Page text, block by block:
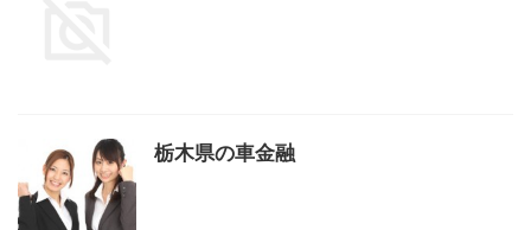
栃木県の車金融